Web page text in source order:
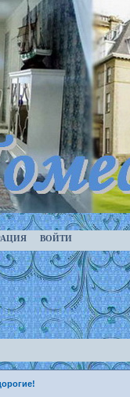
ВОЙТИ